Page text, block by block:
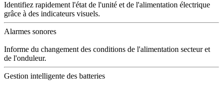
Identifiez rapidement l'état de l'unité et de l'alimentation électrique
grâce à des indicateurs visuels.
Alarmes sonores
Informe du changement des conditions de l'alimentation secteur et
de l'onduleur.
Gestion intelligente des batteries